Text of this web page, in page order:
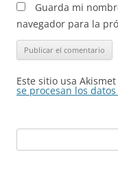
Guarda mi
navegador para la
Este sitio usa
se procesan los